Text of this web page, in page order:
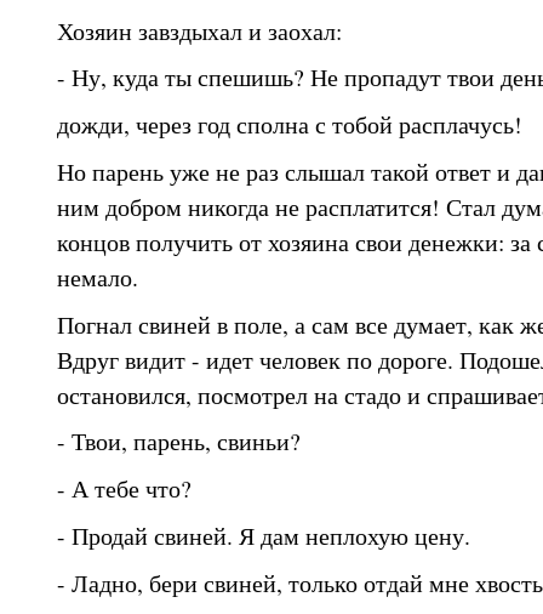
Хозяин завздыхал и заохал:
- Ну, куда ты спешишь? Не пропадут твои
дожди, через год сполна с тобой расплачусь!
Но парень уже не раз слышал такой ответ и
ним добром никогда не расплатится! Стал
концов получить от хозяина свои денежки: за
немало.
Погнал свиней в поле, а сам все думает, как
Вдруг видит - идет человек по дороге.
остановился, посмотрел на стадо и
- Твои, парень, свиньи?
- А тебе что?
- Продай свиней. Я дам неплохую цену.
- Ладно, бери свиней, только отдай мне